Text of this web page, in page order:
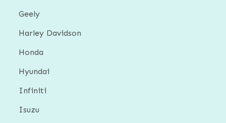
Geely
Harley Davidson
Honda
Hyundai
Infiniti
Isuzu